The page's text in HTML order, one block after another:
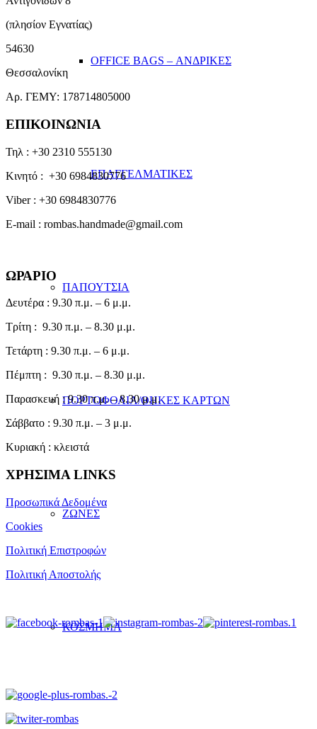
OFFICE BAGS – ΑΝΔΡΙΚΕΣ
ΕΠΑΓΓΕΛΜΑΤΙΚΕΣ
ΠΑΠΟΥΤΣΙΑ
ΠΟΡΤΟΦΟΛΙΑ/ΘΗΚΕΣ ΚΑΡΤΩΝ
ΖΩΝΕΣ
ΚΟΣΜΗΜΑ
(πλησίον Εγνατίας)
54630
Θεσσαλονίκη
Αρ. ΓΕΜΥ: 178714805000
ΕΠΙΚΟΙΝΩΝΙΑ
Τηλ : +30 2310 555130
Κινητό : +30 6984830776
Viber : +30 6984830776
E-mail : rombas.handmade@gmail.com
ΩΡΑΡΙΟ
Δευτέρα : 9.30 π.μ. – 6 μ.μ.
Τρίτη : 9.30 π.μ. – 8.30 μ.μ.
Τετάρτη : 9.30 π.μ. – 6 μ.μ.
Πέμπτη : 9.30 π.μ. – 8.30 μ.μ.
Παρασκευή : 9.30 π.μ. – 8.30 μ.μ.
Σάββατο : 9.30 π.μ. – 3 μ.μ.
Κυριακή : κλειστά
ΧΡΗΣΙΜΑ LINKS
Προσωπικά Δεδομένα
Cookies
Πολιτική Επιστροφών
Πολιτική Αποστολής